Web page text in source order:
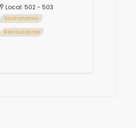
Local:502 - 503
Gastronomía
Restaurantes